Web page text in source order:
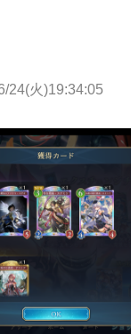
24(火)19:34:05